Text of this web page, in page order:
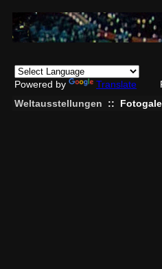
Powered by Translate
Weltausstellungen
::